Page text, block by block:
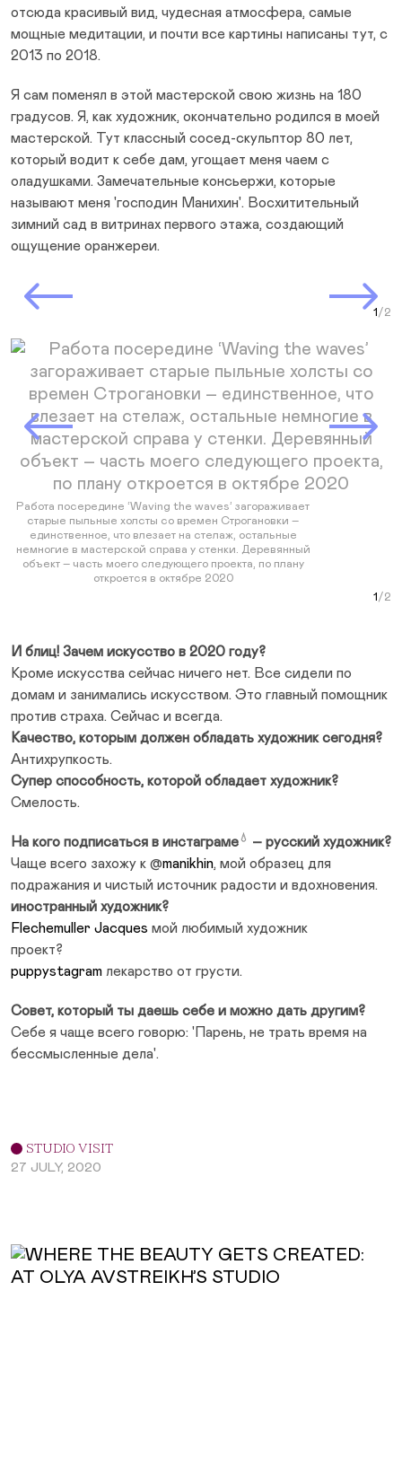
отсюда красивый вид, чудесная атмосфера, самые
мощные медитации, и почти все картины написаны тут, с
2013 по 2018.
Я сам поменял в этой мастерской свою жизнь на 180
градусов. Я, как художник, окончательно родился в моей
мастерской. Тут классный сосед-скульптор 80 лет,
который водит к себе дам, угощает меня чаем с
оладушками. Замечательные консьержи, которые
называют меня 'господин Манихин'. Восхитительный
зимний сад в витринах первого этажа, создающий
ощущение оранжереи.
Next Slide
Prev Slide Next Slide
Работа посередине ‘Waving the waves’ загораживает
старые пыльные холсты со времен Строгановки –
единственное, что влезает на стелаж, остальные
немногие в мастерской справа у стенки. Деревянный
объект – часть моего следующего проекта, по плану
откроется в октябре 2020
И блиц! Зачем искусство в 2020 году?
Кроме искусства сейчас ничего нет. Все сидели по
домам и занимались искусством. Это главный помощник
против страха. Сейчас и всегда.
Качество, которым должен обладать художник сегодня?
Антихрупкость.
Супер способность, которой обладает художник?
Смелость.
На кого подписаться в инстаграме 💧
– русский художник?
Чаще всего захожу к @manikhin, мой образец для
подражания и чистый источник радости и вдохновения.
иностранный художник?
Flechemuller Jacques мой любимый художник
проект?
puppystagram лекарство от грусти.
Совет, который ты даешь себе и можно дать другим?
Себе я чаще всего говорю: 'Парень, не трать время на
бессмысленные дела'.
STUDIO VISIT
27 JULY, 2020